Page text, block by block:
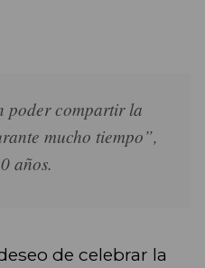
poder compartir la
mucho tiempo”,
años.
de celebrar la